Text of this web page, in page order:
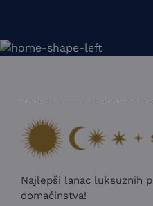
Najlepši lanac luksuznih
domaćinstva!